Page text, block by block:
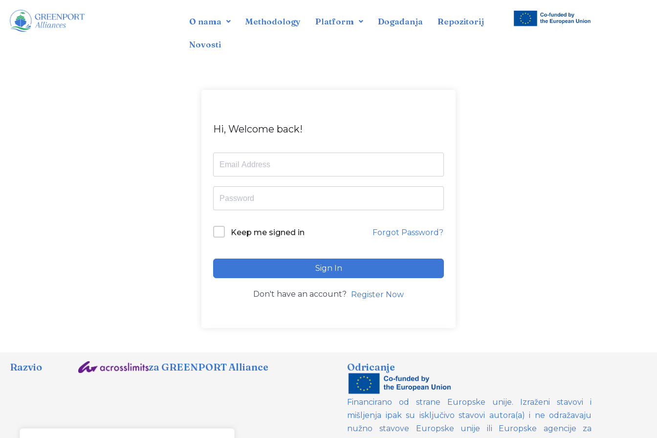
İçeriğe
O nama Methodology Platform Događanja Repozitorij
Novosti
Hi, Welcome back!
Keep me signed in Forgot Password?
Sign In
Don't have an account? Register Now
Razvio za GREENPORT Alliance Odricanje
Financirano od strane Europske unije. Izraženi stavovi i
mišljenja ipak su isključivo stavovi autora(a) i ne odražavaju
nužno stavove Europske unije ili Europske agencije za